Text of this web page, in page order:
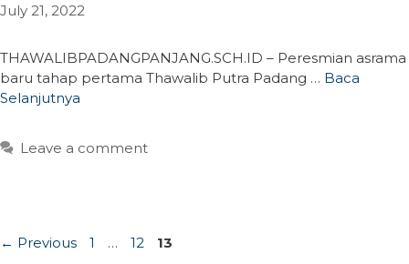
July 21, 2022
THAWALIBPADANGPANJANG.SCH.ID – Peresmian asrama
baru tahap pertama Thawalib Putra Padang … Baca
Selanjutnya
Leave a comment
← Previous Page
1 … Page
12 Page
13